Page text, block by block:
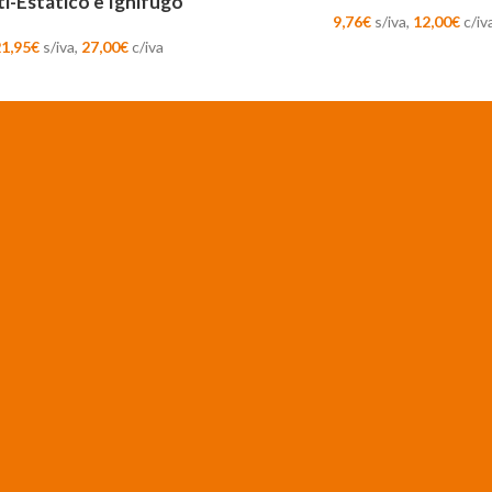
€ s/iva, 27,00€c/iva
9,76€ s/iva, 12,00€c/